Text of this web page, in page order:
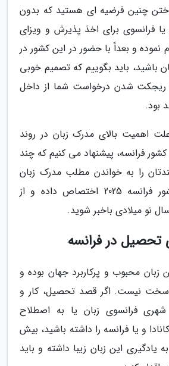
چنین فرضیه ای هستید که بدون
فرانسوی برای اخذ پذیرش و ویزای
نموده و بعداً با حضور در این کشور در
باشید، باید بگوییم که تصمیم خوبی
ریجکت شدن درخواست شما از داخل
بود.
اهمیت بالای مدرک زبان در روند
فرانسه، پیشنهاد می کنیم که چند
را به خواندن مطلب مدرک زبان
برای تحصیل در کشور فرانسه 2025 اختصاص داده و از
نو میلادی باخبر شوید.
تحصیل در فرانسه
زبان محبوب و پرکاربرد جهان بوده و
سخت نیست. اگر قصد تحصیل، کار و
فرانسوی زبان یا به اصطلاح
و یا فرانسه را داشته باشید، بیش
یادگیری این زبان زیبا داشته و باید